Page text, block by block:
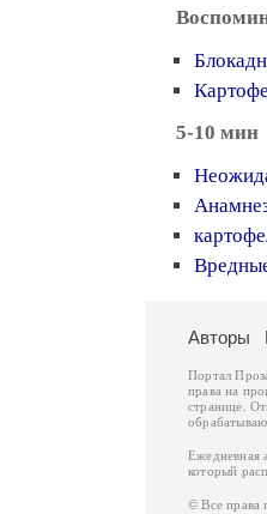
5-10 мин
Авторы
Портал
права на
странице.
Ежедневная
который
© Все права